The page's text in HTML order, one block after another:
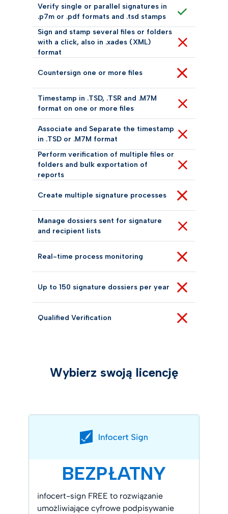
Verify single or parallel signatures in
.p7m or .pdf formats and .tsd stamps
Sign and stamp several files or folders
with a click, also in .xades (XML)
format
Countersign one or more files
Timestamp in .TSD, .TSR and .M7M
format on one or more files
Associate and Separate the timestamp
in .TSD or .M7M format
Perform verification of multiple files or
folders and bulk exportation of
reports
Create multiple signature processes
Manage dossiers sent for signature
and recipient lists
Real-time process monitoring
Up to 150 signature dossiers per year
Qualified Verification
Wybierz swoją licencję
BEZPŁATNY
infocert-sign FREE to rozwiązanie
umożliwiające cyfrowe podpisywanie